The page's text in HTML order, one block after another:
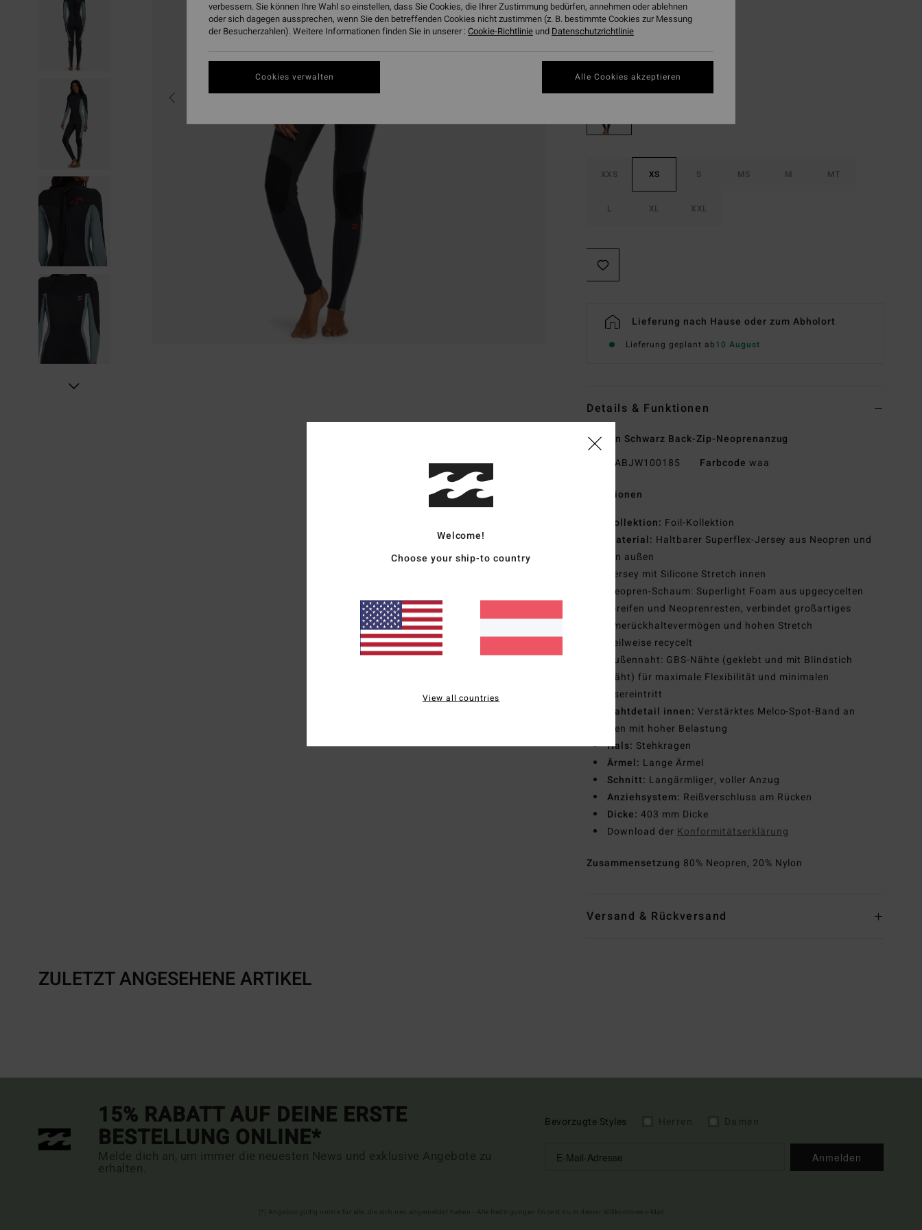
SALE
DOPPELTER RABATT EXTRA 25%
FarbeWashed Black
XXS XS S MS M MT
L XL XXL
Lieferung nach Hause oder zum Abholort
Lieferung geplant ab10 August
Details & Funktionen
Frauen Schwarz Back-Zip-Neoprenanzug
ABJW100185 Farbcode waa
Funktionen
Kollektion: Foil-Kollektion
Material: Haltbarer Superflex-Jersey aus Neopren und
Nylon außen
Jersey mit Silicone Stretch innen
Neopren-Schaum: Superlight Foam aus upgecycelten
Autoreifen und Neoprenresten, verbindet großartiges
Wärmerückhaltevermögen und hohen Stretch
Teilweise recycelt
Außennaht: GBS-Nähte (geklebt und mit Blindstich
vernäht) für maximale Flexibilität und minimalen
Wassereintritt
Nahtdetail innen: Verstärktes Melco-Spot-Band an
Stellen mit hoher Belastung
Hals: Stehkragen
Ärmel: Lange Ärmel
Schnitt: Langärmliger, voller Anzug
Anziehsystem: Reißverschluss am Rücken
Dicke: 403 mm Dicke
Download der Konformitätserklärung
Zusammensetzung 80% Neopren, 20% Nylon
Versand & Rückversand
ZULETZT ANGESEHENE ARTIKEL
15% RABATT AUF DEINE ERSTE
BESTELLUNG ONLINE*
Melde dich an, um immer die neuesten News und exklusive Angebote zu
erhalten.
Bevorzugte Styles
Anmelden
Welcome!
Choose your ship-to country
View all countries
verbessern. Sie können Ihre Wahl so einstellen, dass Sie Cookies, die Ihrer Zustimmung bedürfen, annehmen oder ablehnen
oder sich dagegen aussprechen, wenn Sie den betreffenden Cookies nicht zustimmen (z. B. bestimmte Cookies zur Messung
der Besucherzahlen). Weitere Informationen finden Sie in unserer :Cookie-Richtlinie und Datenschutzrichtlinie
Cookies verwalten Alle Cookies akzeptieren